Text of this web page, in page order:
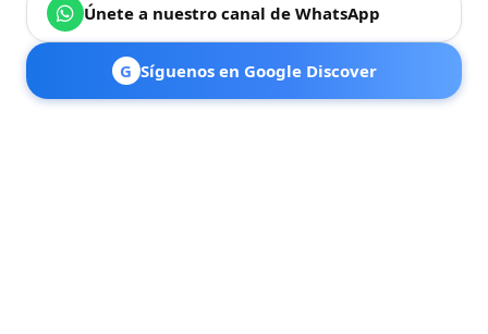
Únete a nuestro canal de WhatsApp
G Síguenos en Google Discover